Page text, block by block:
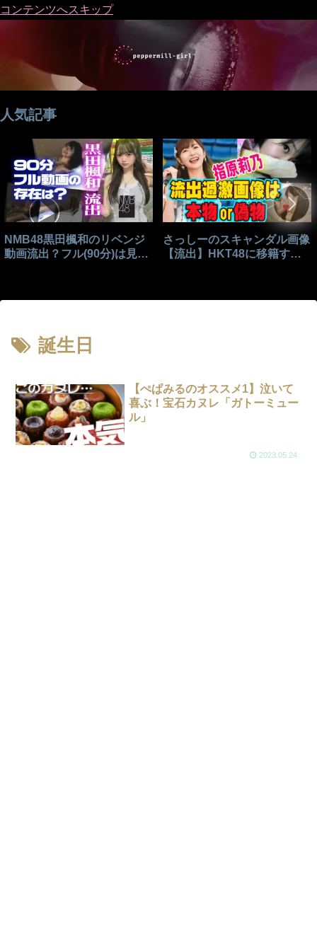
コンテンツへスキップ
人気記事
NMB48黒田楓和のリベンジ
動画流出？フル(90分)は見れ
さっしーのスキャンダル画像
【流出】HKT48に移籍する
誕生日
【ぺぱみるのオススメ1】泣いて
喜ぶ！宝石カヌレ「ガトーミュー
ル」
2023.05.24